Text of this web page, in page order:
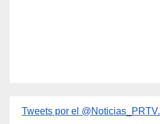
Tweets por el @Noticias_PRTV.